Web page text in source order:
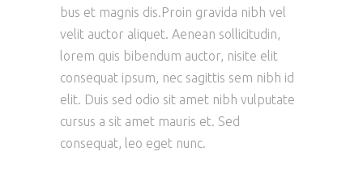
bus et magnis dis.Proin gravida nibh vel
velit auctor aliquet. Aenean sollicitudin,
lorem quis bibendum auctor, nisite elit
consequat ipsum, nec sagittis sem nibh id
elit. Duis sed odio sit amet nibh vulputate
cursus a sit amet mauris et. Sed
consequat, leo eget nunc.